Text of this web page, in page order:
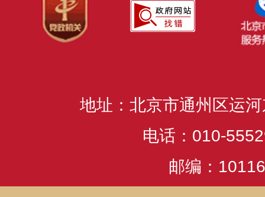
地址：北京市通州区运
电话：010-
邮编：